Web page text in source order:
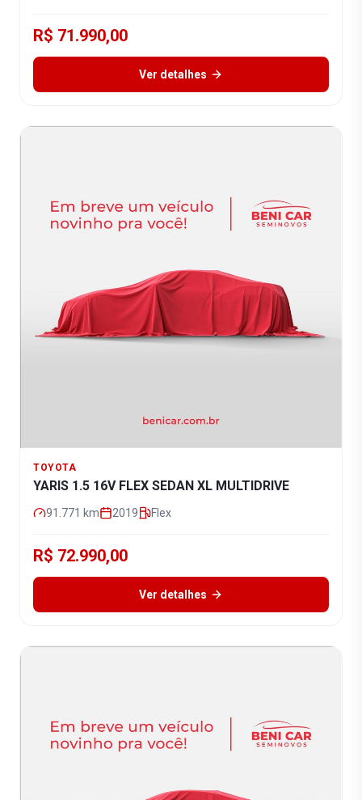
R$ 71.990,00
Ver detalhes
TOYOTA
YARIS 1.5 16V FLEX SEDAN XL MULTIDRIVE
91.771 km 2019 Flex
R$ 72.990,00
Ver detalhes